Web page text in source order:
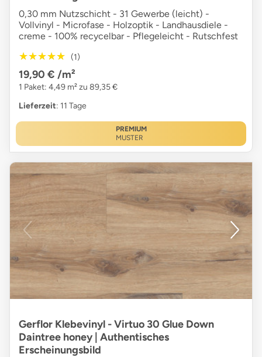
0,30 mm Nutzschicht - 31 Gewerbe (leicht) -
Vollvinyl - Microfase - Holzoptik - Landhausdiele -
creme - 100% recycelbar - Pflegeleicht - Rutschfest
★★★★★
★★★★★ (1)
19,90 € /m²
1 Paket: 4,49 m² zu 89,35 €
Lieferzeit: 11 Tage
PREMIUM
MUSTER
Gerflor Klebevinyl - Virtuo 30 Glue Down
Daintree honey | Authentisches
Erscheinungsbild